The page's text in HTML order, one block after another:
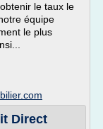
le taux le
équipe
le plus
Direct